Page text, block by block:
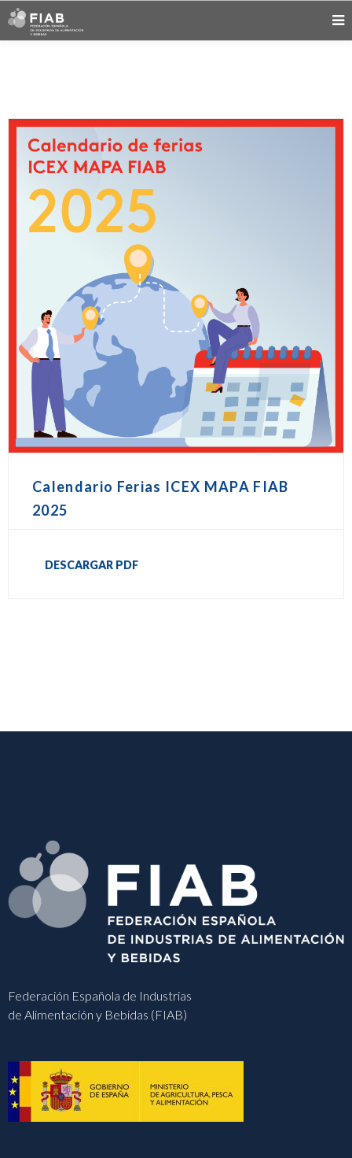
Calendario Ferias ICEX MAPA FIAB
2025
DESCARGAR PDF
Federación Española de Industrias
de Alimentación y Bebidas (FIAB)